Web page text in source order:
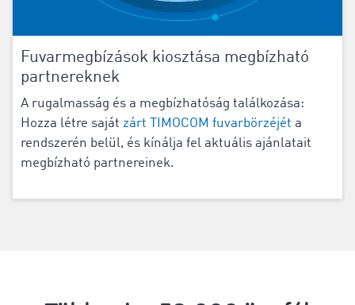
Fuvarmegbízások kiosztása megbízható
partnereknek
A rugalmasság és a megbízhatóság találkozása:
Hozza létre saját zárt TIMOCOM fuvarbörzéjét a
rendszerén belül, és kínálja fel aktuális ajánlatait
megbízható partnereinek.